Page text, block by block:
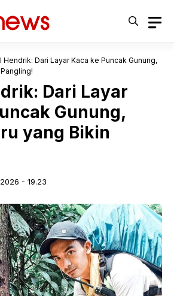
Hendrik: Dari Layar Kaca ke Puncak Gunung,
Dari Layar
Gunung,
yang Bikin
- 19.23